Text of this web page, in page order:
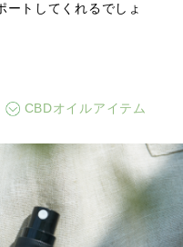
ートしてくれるでしょ
CBDオイルアイテム